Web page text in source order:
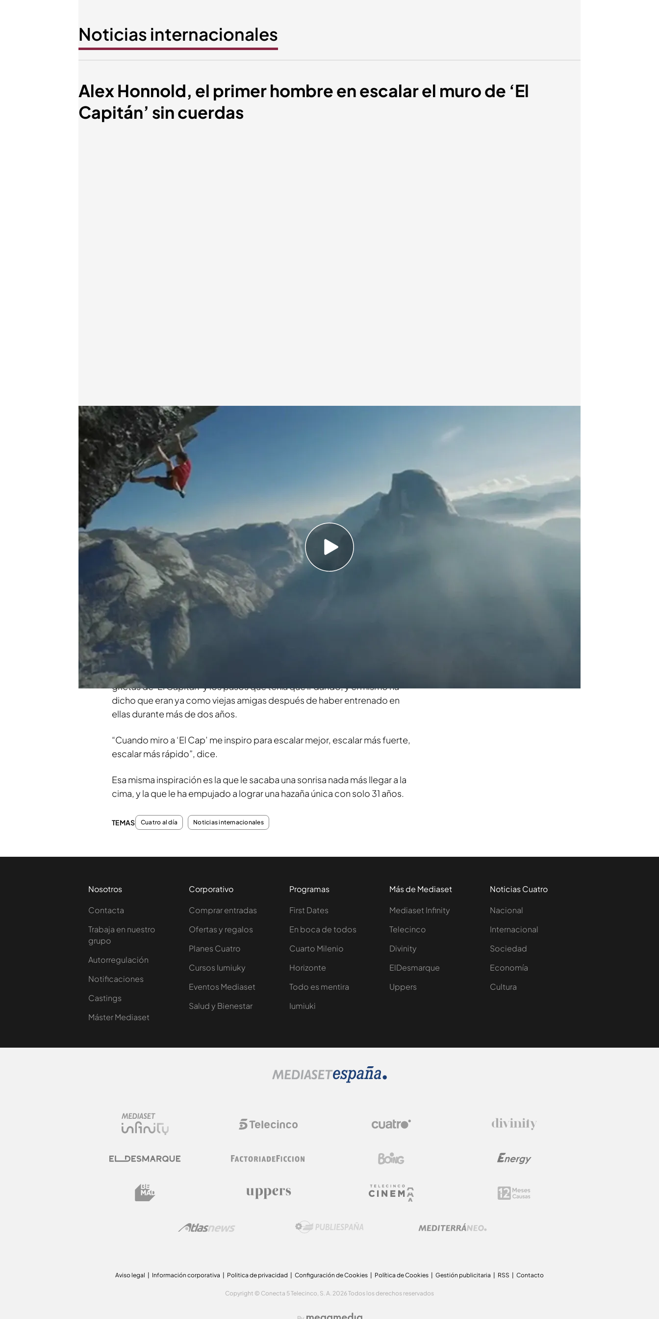
Noticias internacionales
Alex Honnold, el primer hombre en escalar el muro de ‘El
Capitán’ sin cuerdas
Noticias Cuatro
06 JUN 2017 - 21:06h.
Compartir
Austa sólo con verlo y apreciar el silencio sepulcral que lo rodea en el
Parque Nacinal de Yosemite. Apodado como ‘El Capitán’, los 914 metros
de muro vertical de esta formación rocosa ha sido escalada por muchos
con múltiples elementos de seguridad. Sin embargo, el escalador
americano Alex Honnold se ha convertido en el primer hombre que lo ha
hecho sin cuerdas.
Cuatro horas encaramado a la bestial pared, sólo con sus pies y sus
manos, colgado ante el vacío, o como se dice en la jerga escaladora… en
‘solo integral’, jugándose la vida en cada agarre.
Una gesta más propia de un superhombre, que aunque parecía una locura,
tenía una gran preparación detrás. Alex conocía todas y cada una de las
grietas de ‘El Capitán’ y los pasos que tenía que ir dando, y él mismo ha
dicho que eran ya como viejas amigas después de haber entrenado en
ellas durante más de dos años.
“Cuando miro a ‘El Cap’ me inspiro para escalar mejor, escalar más fuerte,
escalar más rápido”, dice.
Esa misma inspiración es la que le sacaba una sonrisa nada más llegar a la
cima, y la que le ha empujado a lograr una hazaña única con solo 31 años.
TEMAS Cuatro al día Noticias internacionales
Nosotros
Contacta
Trabaja en nuestro
grupo
Autorregulación
Notificaciones
Castings
Máster Mediaset
Corporativo
Comprar entradas
Ofertas y regalos
Planes Cuatro
Cursos Iumiuky
Eventos Mediaset
Salud y Bienestar
Programas
First Dates
En boca de todos
Cuarto Milenio
Horizonte
Todo es mentira
Iumiuki
Más de Mediaset
Mediaset Infinity
Telecinco
Divinity
ElDesmarque
Uppers
Noticias Cuatro
Nacional
Internacional
Sociedad
Economía
Cultura
Aviso legal Información corporativa Politica de privacidad Configuración de Cookies Política de Cookies Gestión publicitaria RSS Contacto
Copyright © Conecta 5 Telecinco, S. A. 2026 Todos los derechos reservados